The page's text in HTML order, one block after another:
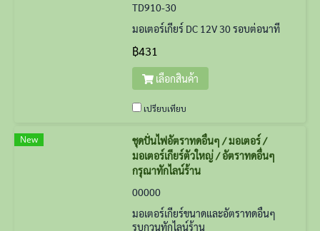
TD910-30
มอเตอร์เกียร์ DC 12V 30 รอบต่อนาที
฿431
เลือกสินค้า
เปรียบเทียบ
New
ชุดปั่นไฟอัตราทดอื่นๆ / มอเตอร์ /
มอเตอร์เกียร์ตัวใหญ่ / อัตราทดอื่นๆ
กรุณาทักไลน์ร้าน
00000
มอเตอร์เกียร์ขนาดและอัตราทดอื่นๆ
รบกวนทักไลน์ร้าน